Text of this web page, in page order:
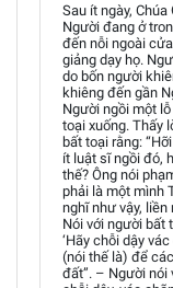
Sau ít ngày,
Người đang ở
đến nỗi ngoài
giảng dạy họ.
do bốn người
khiêng đến gần
Người ngồi một
toại xuống. Thấy
bất toại rằng:
ít luật sĩ ngồi đó,
thế? Ông nói
phải là một mình
nghĩ như vậy, liền
Nói với người bất
‘Hãy chỗi dậy
(nói thế là) để
đất”. – Người nói